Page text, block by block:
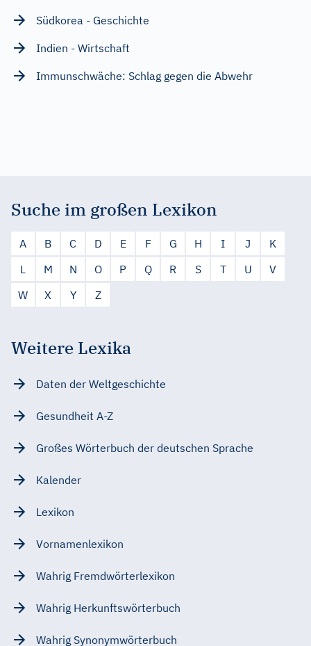
Südkorea - Geschichte
Indien - Wirtschaft
Immunschwäche: Schlag gegen die Abwehr
Suche im großen Lexikon
A B C D E F G H I J
K
L
M N O P Q R S T U
V
W
X Y Z
Weitere Lexika
Daten der Weltgeschichte
Gesundheit A-Z
Großes Wörterbuch der deutschen Sprache
Kalender
Lexikon
Vornamenlexikon
Wahrig Fremdwörterlexikon
Wahrig Herkunftswörterbuch
Wahrig Synonymwörterbuch